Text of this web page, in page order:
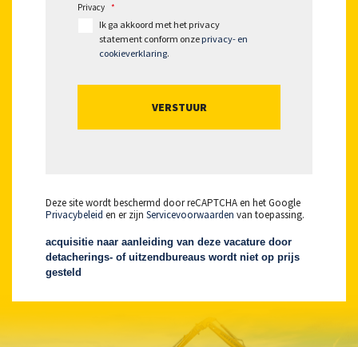
Privacy *
Ik ga akkoord met het privacy
statement conform onzeprivacy- en
cookieverklaring.
Deze site wordt beschermd door reCAPTCHA en het Google
Privacybeleid en er zijn Servicevoorwaarden van toepassing.
acquisitie naar aanleiding van deze vacature door
detacherings- of uitzendbureaus wordt niet op prijs
gesteld